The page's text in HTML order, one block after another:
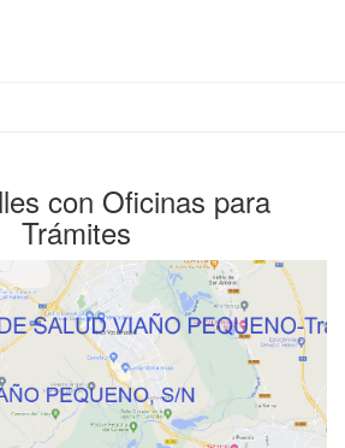
con Oficinas para
Trámites